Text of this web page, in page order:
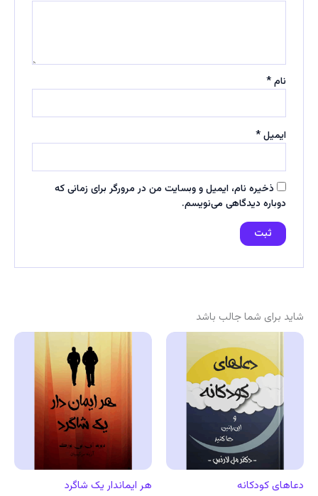
نام*
ایمیل*
ذخیره نام، ایمیل و وبسایت من در مرورگر برای زمانی که
دوباره دیدگاهی می‌نویسم.
شاید برای شما جالب باشد
دعاهای کودکانه
هر ایماندار یک شاگرد